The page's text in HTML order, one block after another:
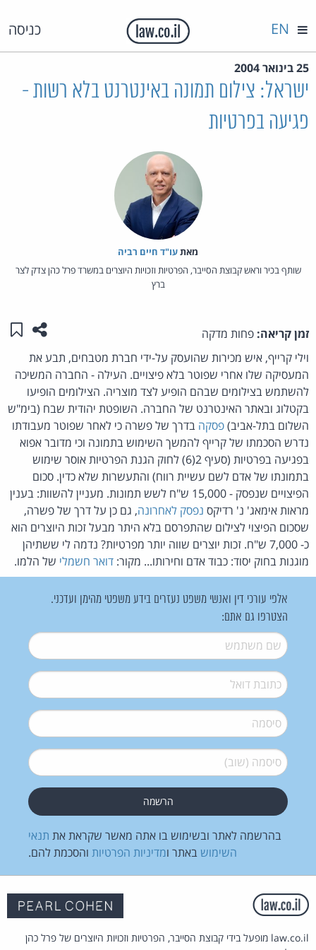
כניסה EN
25 בינואר 2004
ישראל: צילום תמונה באינטרנט בלא רשות -
פגיעה בפרטיות
מאת‏עו"ד חיים רביה
שותף בכיר וראש קבוצת הסייבר, הפרטיות וזכויות היוצרים במשרד פרל כהן צדק לצר
ברץ
זמן קריאה: פחות מדקה שתפו
וילי קרייף, איש מכירות שהועסק על-ידי חברת מטבחים, תבע את
המעסיקה שלו אחרי שפוטר בלא פיצויים. העילה - החברה המשיכה
להשתמש בצילומים שבהם הופיע לצד מוצריה. הצילומים הופיעו
בקטלוג ובאתר האינטרנט של החברה. השופטת יהודית שבח (בימ"ש
השלום בתל-אביב)פסקה בדרך של פשרה כי לאחר שפוטר מעבודתו
נדרש הסכמתו של קרייף להמשך השימוש בתמונה וכי מדובר אפוא
בפגיעה בפרטיות (סעיף 2(6) לחוק הגנת הפרטיות אוסר שימוש
בתמונתו של אדם לשם עשיית רווח) והתעשרות שלא כדין. סכום
הפיצויים שנפסק - 15,000 ש"ח לשש תמונות. מעניין להשוות: בענין
מראות אימאג' נ' רדיקס נפסק לאחרונה, גם כן על דרך של פשרה,
שסכום הפיצוי לצילום שהתפרסם בלא היתר מבעל זכות היוצרים הוא
כ- 7,000 ש"ח. זכות יוצרים שווה יותר מפרטיות? נדמה לי ששתיהן
מוגנות בחוק יסוד: כבוד אדם וחירותו... מקור: דואר חשמלי של הלמו.
אלפי עורכי דין ואנשי משפט נעזרים בידע משפטי מהימן ועדכני.
הצטרפו גם אתם:
שם משתמש*
דואל*
סיסמה*
סיסמה (שוב)*
בהרשמה לאתר ובשימוש בו אתה מאשר שקראת את תנאי
השימוש באתר ומדיניות הפרטיות והסכמת להם.
law.co.il מופעל בידי קבוצת הסייבר, הפרטיות וזכויות היוצרים של פרל כהן